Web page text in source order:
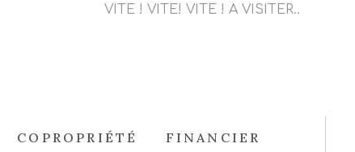
VITE ! VITE! VITE ! A VISITER..
COPROPRIÉTÉ FINANCIER